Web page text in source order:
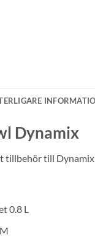
Dynamix
till Dynamix
0.8 L